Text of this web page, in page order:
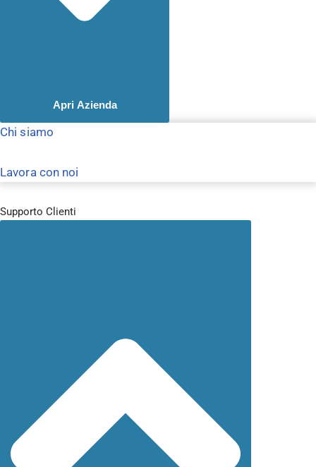
Apri Azienda
Chi siamo
Lavora con noi
Supporto Clienti